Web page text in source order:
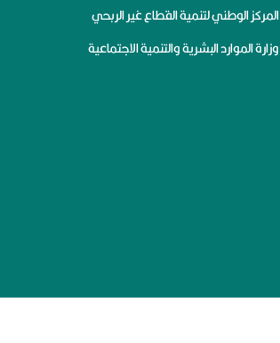
المركز الوطني لتنمية القطاع غير الربحي
وزارة الموارد البشرية والتنمية الاجتماعية